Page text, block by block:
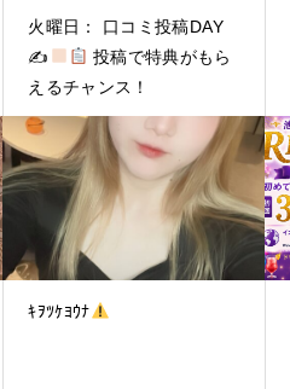
火曜日： 口コミ投稿DAY
✍
投稿で特典がもら
えるチャンス！
ｷｦﾂｹﾖｳﾅ